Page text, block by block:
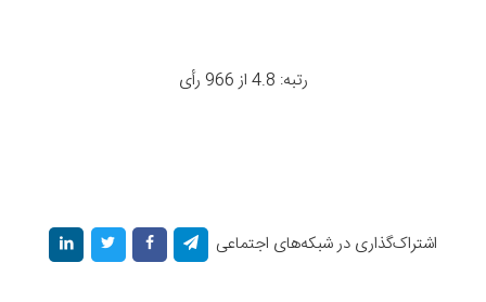
رتبه: 4.8 از 966 رأی
اشتراک‌گذاری در شبکه‌های اجتماعی